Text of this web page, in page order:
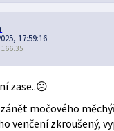
17:59:16
zase..☹️
močového
venčení zkroušený,